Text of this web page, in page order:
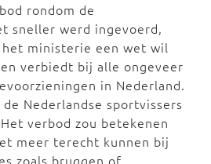
rondom de
sneller werd ingevoerd,
ministerie een wet wil
verbiedt bij alle ongeveer
in Nederland.
Nederlandse sportvissers
verbod zou betekenen
meer terecht kunnen bij
zoals bruggen of